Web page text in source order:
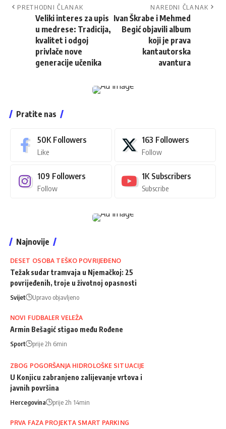
PRETHODNI ČLANAK
Veliki interes za upis
u medrese: Tradicija,
kvalitet i odgoj
privlače nove
generacije učenika
NAREDNI ČLANAK
Ivan Škrabe i Mehmed
Begić objavili album
koji je prava
kantautorska
avantura
Pratite nas
50K Followers
Like
163 Followers
Follow
109 Followers
Follow
1K Subscribers
Subscribe
Najnovije
DESET OSOBA TEŠKO POVRIJEĐENO
Težak sudar tramvaja u Njemačkoj: 25
povrijeđenih, troje u životnoj opasnosti
Svijet Upravo objavljeno
NOVI FUDBALER VELEŽA
Armin Bešagić stigao među Rođene
Sport prije 2h 6min
ZBOG POGORŠANJA HIDROLOŠKE SITUACIJE
U Konjicu zabranjeno zalijevanje vrtova i
javnih površina
Hercegovina prije 2h 14min
PRVA FAZA PROJEKTA SMART PARKING